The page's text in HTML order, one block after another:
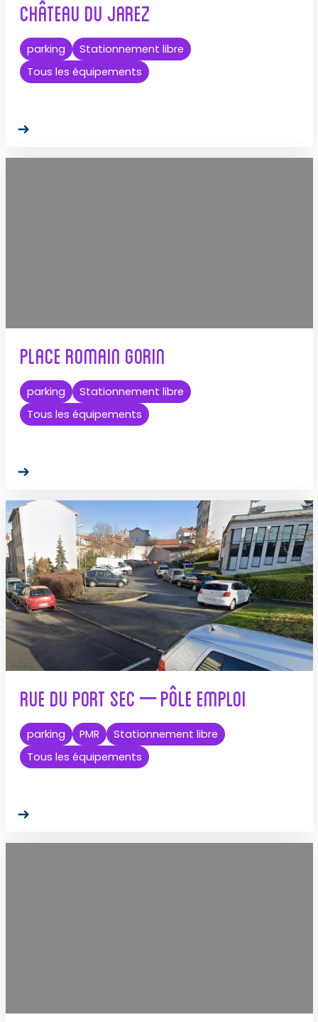
Château du Jarez
parking
Stationnement libre
Tous les équipements
Place Romain Gorin
parking
Stationnement libre
Tous les équipements
Rue du Port Sec – Pôle Emploi
parking PMR
Stationnement libre
Tous les équipements